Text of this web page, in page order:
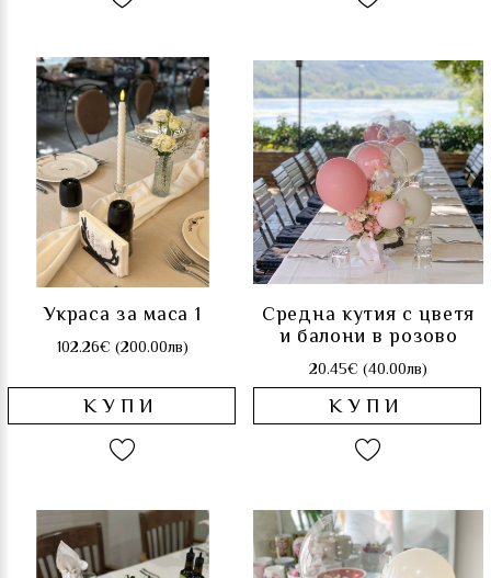
Украса за маса 1
102.26€ (200.00лв)
КУПИ
Средна кутия с цветя
и балони в розово
20.45€ (40.00лв)
КУПИ